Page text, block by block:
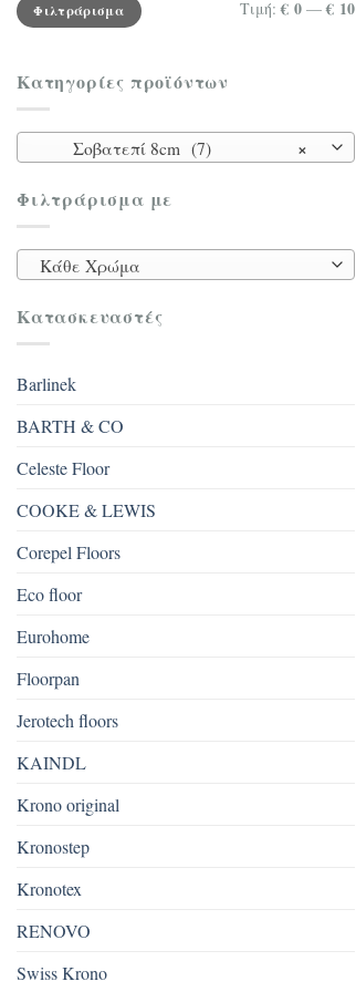
τιμή
τιμήΦιλτράρισμα Τιμή:€ 0 —€ 10
Κατηγορίες προϊόντων
×
Σοβατεπί 8cm (7)
Φιλτράρισμα με
Κάθε Χρώμα
Κατασκευαστές
Barlinek
BARTH & CO
Celeste Floor
COOKE & LEWIS
Corepel Floors
Eco floor
Eurohome
Floorpan
Jerotech floors
KAINDL
Krono original
Kronostep
Kronotex
RENOVO
Swiss Krono